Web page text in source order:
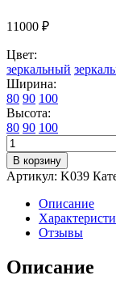
11000 ₽
Цвет:
зеркальный
Ширина:
80 90 100
Высота:
80 90 100
Количество
товара
Зеркало
настенное
ванной
КерамаМане
100*100
см
с
В корзину
Артикул: K039
Описание
Отзывы
Описание